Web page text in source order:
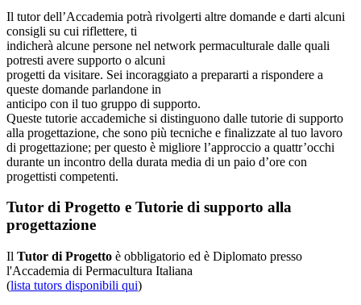
Il tutor dell’Accademia potrà rivolgerti altre domande e darti alcuni
consigli su cui riflettere, ti
indicherà alcune persone nel network permaculturale dalle quali
potresti avere supporto o alcuni
progetti da visitare. Sei incoraggiato a prepararti a rispondere a
queste domande parlandone in
anticipo con il tuo gruppo di supporto.
Queste tutorie accademiche si distinguono dalle tutorie di supporto
alla progettazione, che sono più tecniche e finalizzate al tuo lavoro
di progettazione; per questo è migliore l’approccio a quattr’occhi
durante un incontro della durata media di un paio d’ore con
progettisti competenti.
Tutor di Progetto e Tutorie di supporto alla
progettazione
Il Tutor di Progetto è obbligatorio ed è Diplomato presso
l'Accademia di Permacultura Italiana
(lista tutors disponibili qui)